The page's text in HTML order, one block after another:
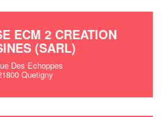
ECM 2 CREATION
(SARL)
Des Echoppes
Quetigny